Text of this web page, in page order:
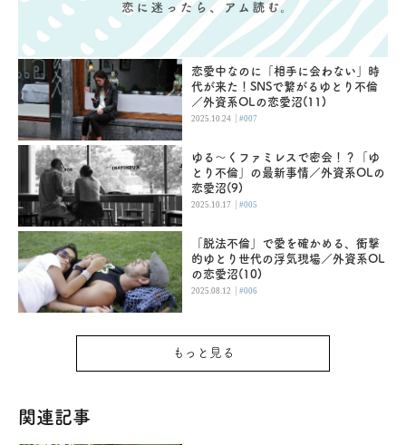
恋愛中なのに「相手に会わない」時
代が来た！SNSで繋がるゆとり不倫
／外資系OLの恋愛沼(11)
2025.10.24 |#007
ゆる～くファミレスで密会！？「ゆ
とり不倫」の最新事情／外資系OLの
恋愛沼(9)
2025.10.17 |#005
「脱法不倫」で愛を確かめる、衝撃
的ゆとり世代の浮気現場／外資系OL
の恋愛沼(10)
2025.08.12 |#006
もっと見る
関連記事